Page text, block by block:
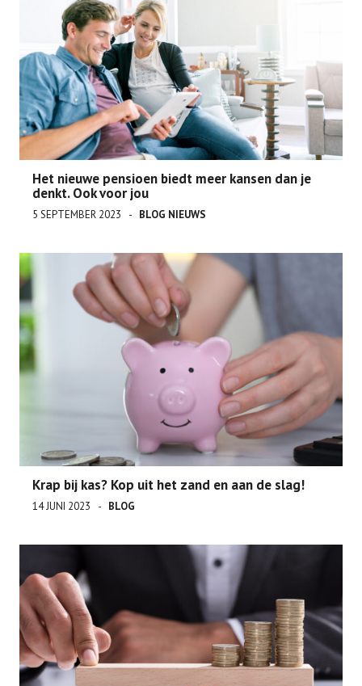
Het nieuwe pensioen biedt meer kansen dan je
denkt. Ook voor jou
5 SEPTEMBER 2023 BLOG NIEUWS
Krap bij kas? Kop uit het zand en aan de slag!
14 JUNI 2023 BLOG